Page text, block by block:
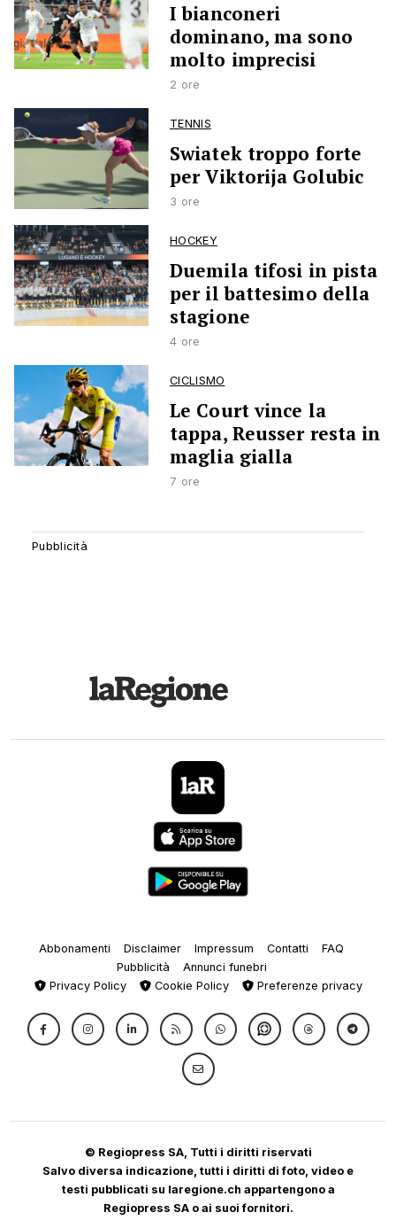
I bianconeri
dominano, ma sono
molto imprecisi
2 ore
TENNIS
Swiatek troppo forte
per Viktorija Golubic
3 ore
HOCKEY
Duemila tifosi in pista
per il battesimo della
stagione
4 ore
CICLISMO
Le Court vince la
tappa, Reusser resta in
maglia gialla
7 ore
Abbonamenti Disclaimer Impressum Contatti
FAQ
Pubblicità
Annunci funebri
Privacy Policy
Cookie Policy Preferenze privacy
© Regiopress SA, Tutti i diritti riservati
Salvo diversa indicazione, tutti i diritti di foto, video e
testi pubblicati su laregione.ch appartengono a
Regiopress SA o ai suoi fornitori.